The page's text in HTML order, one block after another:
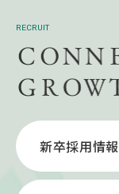
RECRUIT
新卒採用情報